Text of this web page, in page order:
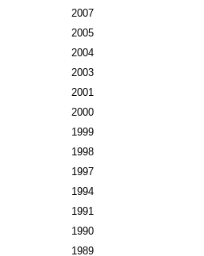
2007
2005
2004
2003
2001
2000
1999
1998
1997
1994
1991
1990
1989